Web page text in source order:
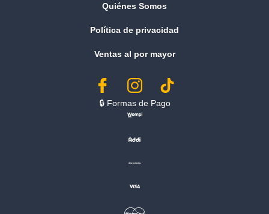
Quiénes Somos
Política de privacidad
Ventas al por mayor
🔒︎ Formas de Pago